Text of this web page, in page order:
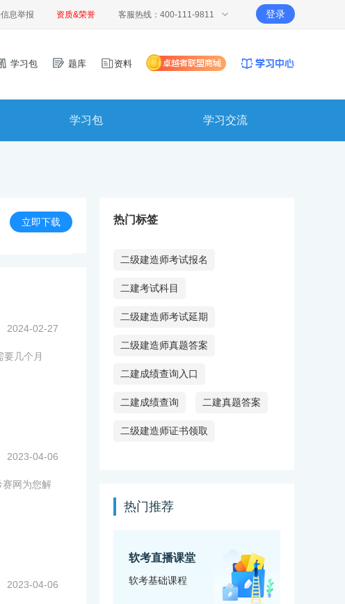
息举报 资质&荣誉 客服热线：400-111-9811 登录
学习包 题库 资料
学习包 学习交流
立即下载
2024-02-27
几个月
2023-04-06
网为您解
2023-04-06
热门标签
二级建造师考试报名
二建考试科目
二级建造师考试延期
二级建造师真题答案
二建成绩查询入口
二建成绩查询 二建真题答案
二级建造师证书领取
热门推荐
软考直播课堂
软考基础课程